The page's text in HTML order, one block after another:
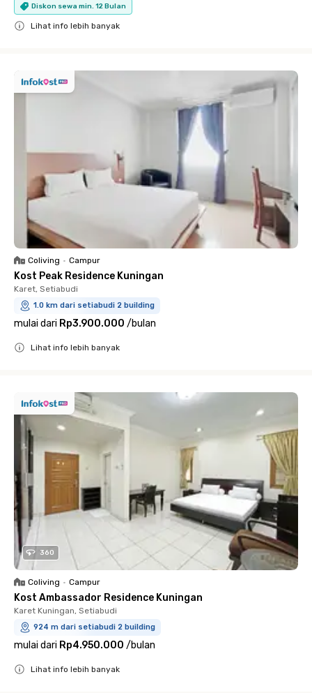
Diskon sewa min. 12 Bulan
Lihat info lebih banyak
Coliving • Campur
Kost Peak Residence Kuningan
Karet, Setiabudi
1.0 km dari setiabudi 2 building
mulai dari Rp3.900.000 /bulan
Lihat info lebih banyak
360
Coliving • Campur
Kost Ambassador Residence Kuningan
Karet Kuningan, Setiabudi
924 m dari setiabudi 2 building
mulai dari Rp4.950.000 /bulan
Lihat info lebih banyak